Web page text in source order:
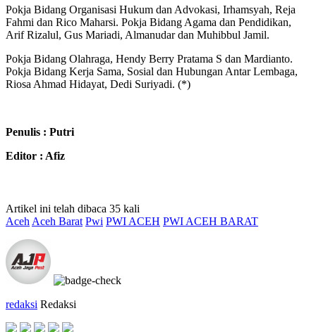
Pokja Bidang Organisasi Hukum dan Advokasi, Irhamsyah, Reja
Fahmi dan Rico Maharsi. Pokja Bidang Agama dan Pendidikan,
Arif Rizalul, Gus Mariadi, Almanudar dan Muhibbul Jamil.
Pokja Bidang Olahraga, Hendy Berry Pratama S dan Mardianto.
Pokja Bidang Kerja Sama, Sosial dan Hubungan Antar Lembaga,
Riosa Ahmad Hidayat, Dedi Suriyadi. (*)
Penulis : Putri
Editor : Afiz
Artikel ini telah dibaca 35 kali
Aceh Aceh Barat Pwi PWI ACEH PWI ACEH BARAT
redaksi Redaksi